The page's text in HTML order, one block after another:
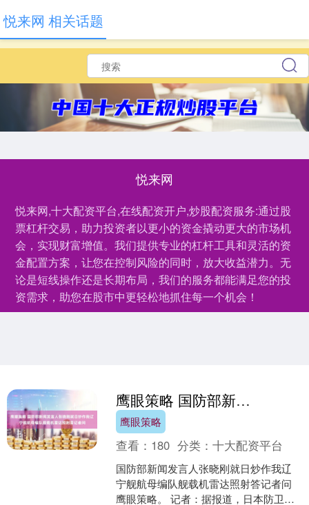
悦来网
悦来网,十大配资平台,在线配资开户,炒股配资服务:通过股
票杠杆交易，助力投资者以更小的资金撬动更大的市场机
会，实现财富增值。我们提供专业的杠杆工具和灵活的资
金配置方案，让您在控制风险的同时，放大收益潜力。无
论是短线操作还是长期布局，我们的服务都能满足您的投
资需求，助您在股市中更轻松地抓住每一个机会！
悦来网 相关话题
鹰眼策略 国防部新闻发言人张晓刚就日炒作我辽宁舰航母编队舰载机雷达照射答记者问
鹰眼策略
查看： 180 分类：十大配资平台
国防部新闻发言人张晓刚就日炒作我辽
宁舰航母编队舰载机雷达照射答记者问
鹰眼策略。 记者：据报道，日本防卫省